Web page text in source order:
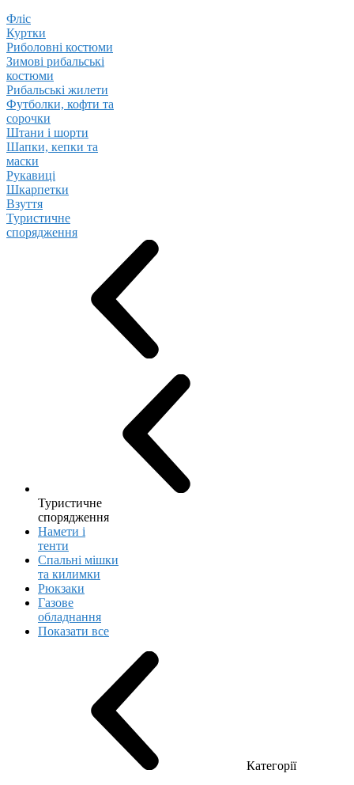
Фліс
Куртки
Риболовні костюми
Зимові рибальські
костюми
Рибальські жилети
Футболки, кофти та
сорочки
Штани і шорти
Шапки, кепки та
маски
Рукавиці
Шкарпетки
Взуття
Туристичне
спорядження
Туристичне
спорядження
Намети і
тенти
Спальні мішки
та килимки
Рюкзаки
Газове
обладнання
Показати все
Категорії